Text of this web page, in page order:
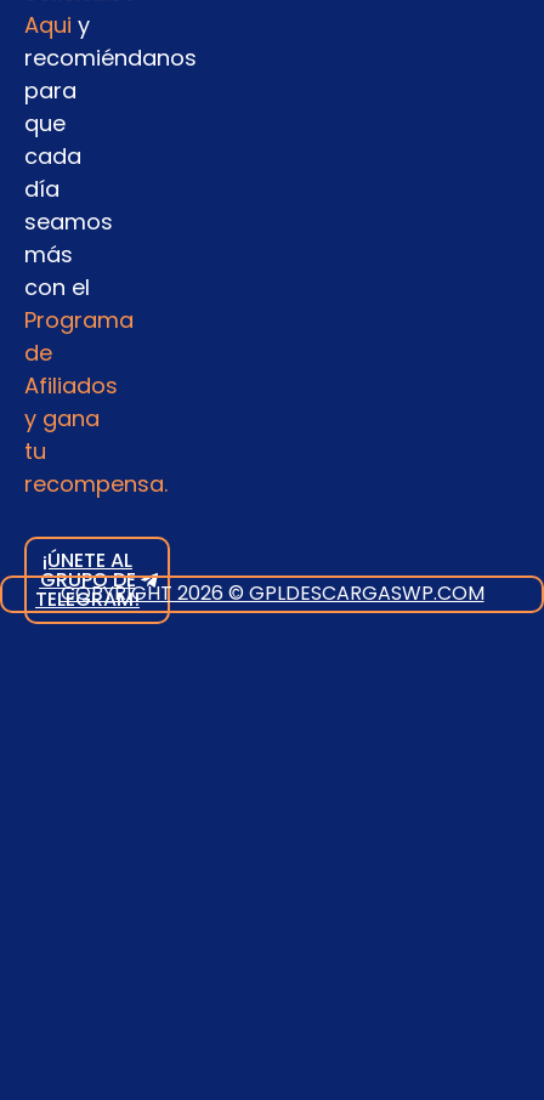
Aqui y
recomiéndanos
para
que
cada
día
seamos
más
con el
Programa
de
Afiliados
y gana
tu
recompensa.
¡ÚNETE AL
GRUPO DE
TELEGRAM!
COPYRIGHT 2026 © GPLDESCARGASWP.COM